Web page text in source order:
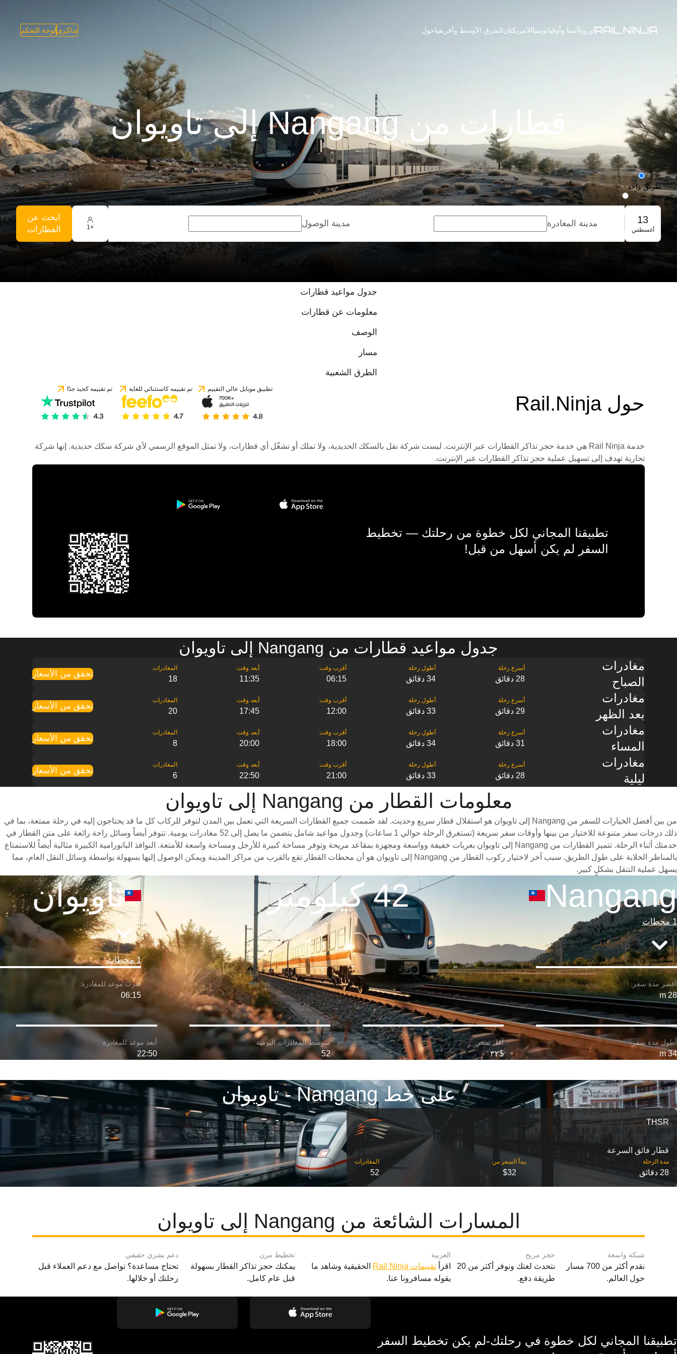
أوروبا آسيا وأوقيانوسيا الأمريكتان الشرق الأوسط وأفريقياحول تذاكري لوحة التحكم
قطارات من Nangang إلى تاويوان
طريق واحد
رحلة ذهاب وإياب
الحجز الجماعي
13
أغسطس
مدينة المغادرة مدينة الوصول ×
1
ابحث عن
القطارات
جدول مواعيد قطارات
معلومات عن قطارات
الوصف
مسار
الطرق الشعبية
حول Rail.Ninja
تطبيق موبايل عالي التقييم تم تقييمه كاستثنائي للغاية تم تقييمه كجيد جدًا
خدمة Rail Ninja هي خدمة حجز تذاكر القطارات عبر الإنترنت. ليست شركة نقل بالسكك الحديدية، ولا تملك أو تشغّل أي قطارات، ولا تمثل الموقع الرسمي لأي شركة سكك حديدية. إنها شركة
تجارية تهدف إلى تسهيل عملية حجز تذاكر القطارات عبر الإنترنت.
تطبيقنا المجاني لكل خطوة من رحلتك — تخطيط
السفر لم يكن أسهل من قبل!
جدول مواعيد قطارات من Nangang إلى تاويوان
مغادرات
الصباح
28 دقائق 34 دقائق 06:15
11:35
18
تحقق من الأسعار
مغادرات
بعد الظهر
29 دقائق 33 دقائق 12:00
17:45
20
تحقق من الأسعار
مغادرات
المساء
31 دقائق 34 دقائق 18:00
20:00
8
تحقق من الأسعار
مغادرات
ليلية
28 دقائق 33 دقائق 21:00
22:50
6
تحقق من الأسعار
معلومات القطار من ‎Nangang إلى ‎تاويوان
من بين أفضل الخيارات للسفر من Nangang إلى تاويوان هو استقلال قطار سريع وحديث. لقد صُممت جميع القطارات السريعة التي تعمل بين المدن لتوفر للركاب كل ما قد يحتاجون إليه في رحلة ممتعة، بما في
ذلك درجات سفر متنوعة للاختيار من بينها وأوقات سفر سريعة (تستغرق الرحلة حوالي 1 ساعات) وجدول مواعيد شامل يتضمن ما يصل إلى 52 مغادرات يومية. تتوفر أيضاً وسائل راحة رائعة على متن القطار في
خدمتك أثناء الرحلة. تتميز القطارات من Nangang إلى تاويوان بعربات خفيفة وواسعة ومجهزة بمقاعد مريحة وتوفر مساحة كبيرة للأرجل ومساحة واسعة للأمتعة. النوافذ البانورامية الكبيرة مثالية أيضاً للاستمتاع
بالمناظر الخلابة على طول الطريق. سبب آخر لاختيار ركوب القطار من Nangang إلى تاويوان هو أن محطات القطار تقع بالقرب من مراكز المدينة ويمكن الوصول إليها بسهولة بواسطة وسائل النقل العام، مما
يسهل عملية التنقل بشكلٍ كبير.
Nangang
1 محطات
42 كيلومتر تاويوان
1 محطات
28 m
06:15
34 m $٣٢ 52
22:50
على خط Nangang - تاويوان
THSR
قطار فائق السرعة
مدة الرحلة
28 دقائق $32
52
المسارات الشائعة من Nangang إلى تاويوان
شبكة واسعة
نقدم أكثر من 700 مسار
حول العالم.
حجز مريح
نتحدث لغتك ونوفر أكثر من 20
طريقة دفع.
العربية
اقرأ تقييمات Rail Ninja
الحقيقية وشاهد ما
يقوله مسافرونا عنا.
تخطيط مرن
يمكنك حجز تذاكر القطار بسهولة
قبل عام كامل.
دعم بشري حقيقي
تحتاج مساعدة؟ تواصل مع دعم العملاء قبل
رحلتك أو خلالها.
تطبيقنا المجاني لكل خطوة في رحلتك-لم يكن تخطيط السفر